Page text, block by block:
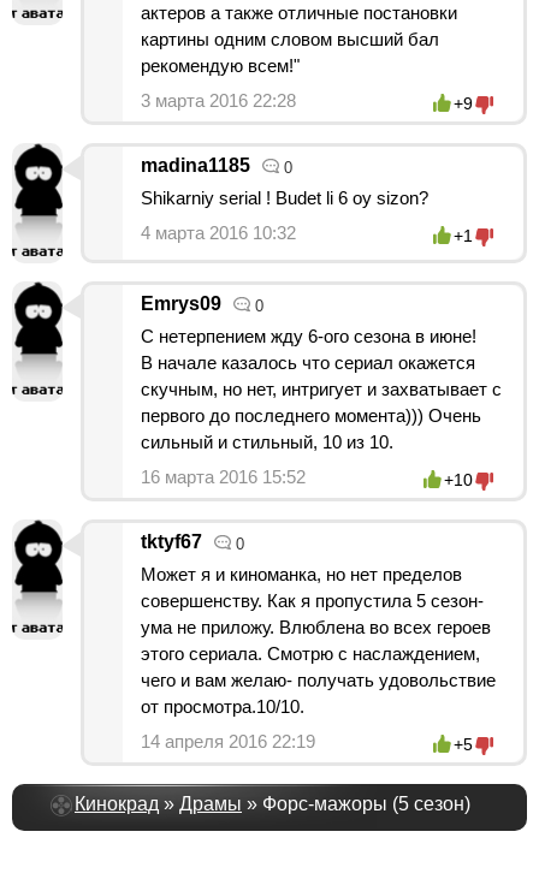
актеров а также отличные постановки
картины одним словом высший бал
рекомендую всем!"
3 марта 2016 22:28
+9
madina1185 0
Shikarniy serial ! Budet li 6 oy sizon?
4 марта 2016 10:32
+1
Emrys09 0
С нетерпением жду 6-ого сезона в июне!
В начале казалось что сериал окажется
скучным, но нет, интригует и захватывает с
первого до последнего момента))) Очень
сильный и стильный, 10 из 10.
16 марта 2016 15:52
+10
tktyf67 0
Может я и киноманка, но нет пределов
совершенству. Как я пропустила 5 сезон-
ума не приложу. Влюблена во всех героев
этого сериала. Смотрю с наслаждением,
чего и вам желаю- получать удовольствие
от просмотра.10/10.
14 апреля 2016 22:19
+5
Кинокрад » Драмы » Форс-мажоры (5 сезон)